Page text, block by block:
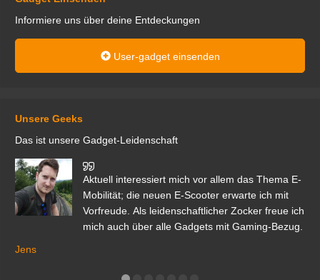
Informiere uns über deine Entdeckungen
User-gadget einsenden
Unsere Geeks
Das ist unsere Gadget-Leidenschaft
Aktuell interessiert mich vor allem das Thema E-
Mobilität; die neuen E-Scooter erwarte ich mit
Vorfreude. Als leidenschaftlicher Zocker freue ich
mich auch über alle Gadgets mit Gaming-Bezug.
Jens